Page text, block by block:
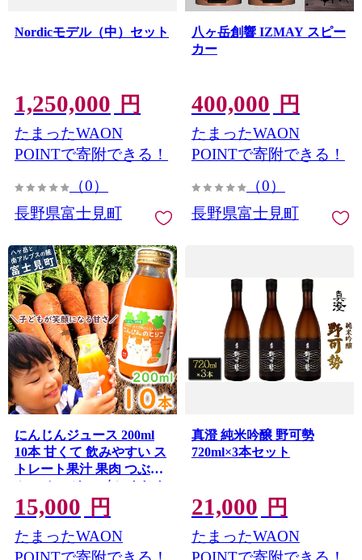
Nordicモデル（中）セット
1,250,000 円
たまったWAON
POINTで寄附できる！
（0）
長野県富士見町
八ヶ岳創響 IZMAY スピー
カー
400,000 円
たまったWAON
POINTで寄附できる！
（0）
長野県富士見町
にんじんジュース 200ml
10本 甘くて 飲みやすい ス
トレート果汁 果肉 つぶつ
ぶ スムージー 〈 にんじん
ニンジン 人参 キャロット
りんご リンゴ 林檎 アップ
ル 野菜 ベジタブル ミック
ス ジュース 飲料 飲み物 ド
15,000 円
たまったWAON
真澄 純米吟醸 野可勢
720ml×3本セット
21,000 円
たまったWAON